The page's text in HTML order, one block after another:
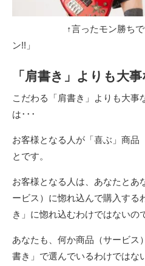
↑言ったモン勝ちです。
ン!!」
「肩書き」よりも大
こだわる「肩書き」よりも大事
は･･･
お客様となる人が「喜ぶ」商品
とです。
お客様となる人は、あなたとあ
ービス）に惚れ込んで購入する
き」に惚れ込むわけではないの
あなたも、何か商品（サービス
書き」で選んでいるわけではな